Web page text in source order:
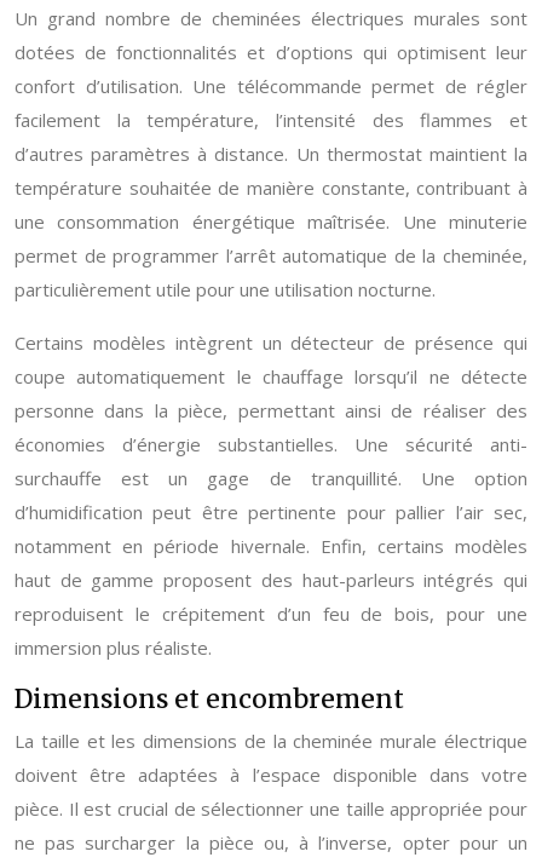
Un grand nombre de cheminées électriques murales sont
dotées de fonctionnalités et d’options qui optimisent leur
confort d’utilisation. Une télécommande permet de régler
facilement la température, l’intensité des flammes et
d’autres paramètres à distance. Un thermostat maintient la
température souhaitée de manière constante, contribuant à
une consommation énergétique maîtrisée. Une minuterie
permet de programmer l’arrêt automatique de la cheminée,
particulièrement utile pour une utilisation nocturne.
Certains modèles intègrent un détecteur de présence qui
coupe automatiquement le chauffage lorsqu’il ne détecte
personne dans la pièce, permettant ainsi de réaliser des
économies d’énergie substantielles. Une sécurité anti-
surchauffe est un gage de tranquillité. Une option
d’humidification peut être pertinente pour pallier l’air sec,
notamment en période hivernale. Enfin, certains modèles
haut de gamme proposent des haut-parleurs intégrés qui
reproduisent le crépitement d’un feu de bois, pour une
immersion plus réaliste.
Dimensions et encombrement
La taille et les dimensions de la cheminée murale électrique
doivent être adaptées à l’espace disponible dans votre
pièce. Il est crucial de sélectionner une taille appropriée pour
ne pas surcharger la pièce ou, à l’inverse, opter pour un